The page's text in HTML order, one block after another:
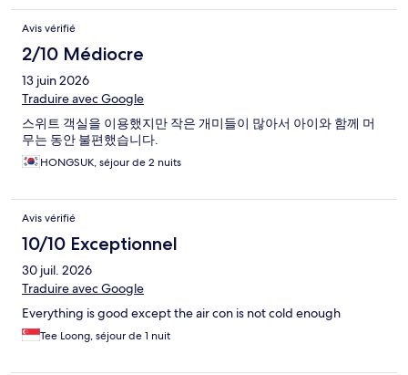
Avis vérifié
2/10 Médiocre
13 juin 2026
Traduire avec Google
스위트 객실을 이용했지만 작은 개미들이 많아서 아이와 함께 머
무는 동안 불편했습니다.
HONGSUK, séjour de 2 nuits
Avis vérifié
10/10 Exceptionnel
30 juil. 2026
Traduire avec Google
Everything is good except the air con is not cold enough
Tee Loong, séjour de 1 nuit